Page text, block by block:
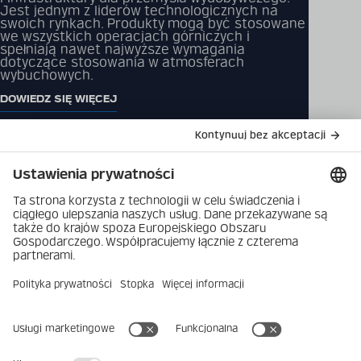
Jest jednym z liderów technologicznych na
swoich rynkach. Produkty mogą być stosowane
we wszystkich operacjach górniczych i
spełniają nawet najwyższe wymagania
dotyczące stosowania w atmosferach
wybuchowych.
DOWIEDZ SIĘ WIĘCEJ
Rozwiązania
Produkty
Firma
Najnowsze
Kariera
Pliki do pobrania
Skontaktuj się z nami
Polityka prywatności
danych